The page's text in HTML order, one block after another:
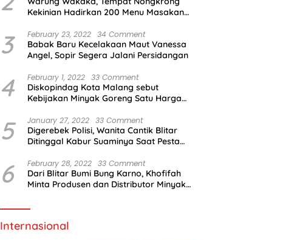
Kekinian Hadirkan 200 Menu Masakan
3 February 23, 2022 34 Comment
Babak Baru Kecelakaan Maut Vanessa
Angel, Sopir Segera Jalani Persidangan
4 February 1, 2022 33 Comment
Diskopindag Kota Malang sebut
Kebijakan Minyak Goreng Satu Harga
5 January 27, 2022 33 Comment
Digerebek Polisi, Wanita Cantik Blitar
Ditinggal Kabur Suaminya Saat Pesta
6 February 28, 2022 33 Comment
Dari Blitar Bumi Bung Karno, Khofifah
Minta Produsen dan Distributor Minyak
Internasional